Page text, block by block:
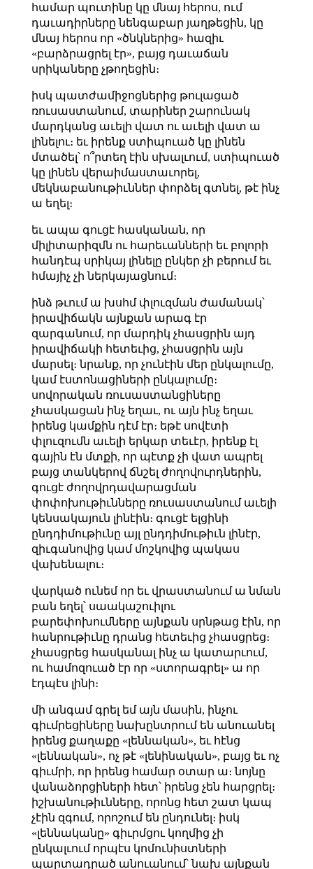
համար պուտինը կը մնայ հերոս, ում
դաւադիրները նենգաբար յաղթեցին, կը
մնայ հերոս որ «ծնկներից» հազիւ
«բարձրացրել էր», բայց դաւաճան
սրիկաները չթողեցին։
իսկ պատժամիջոցներից թուլացած
ռուսաստանում, տարիներ շարունակ
մարդկանց աւելի վատ ու աւելի վատ ա
լինելու։ եւ իրենք ստիպուած կը լինեն
մտածել՝ ո՞րտեղ էին սխալւում, ստիպուած
կը լինեն վերաիմաստաւորել,
մեկնաբանութիւններ փորձել գտնել, թէ ինչ
ա եղել։
եւ ապա գուցէ հասկանան, որ
միլիտարիզմն ու հարեւանների եւ բոլորի
հանդէպ սրիկայ լինելը ընկեր չի բերում եւ
հմայիչ չի ներկայացնում։
ինձ թւում ա խսհմ փլուզման ժամանակ՝
իրավիճակն այնքան արագ էր
զարգանում, որ մարդիկ չհասցրին այդ
իրավիճակի հետեւից, չհասցրին այն
մարսել։ նրանք, որ չունէին մեր ընկալումը,
կամ էստոնացիների ընկալումը։
սովորական ռուսաստանցիները
չհասկացան ինչ եղաւ, ու այն ինչ եղաւ
իրենց կամքին դէմ էր։ եթէ սովէտի
փլուզումն աւելի երկար տեւէր, իրենք էլ
գային էն մտքի, որ պէտք չի վատ ապրել
բայց տանկերով ճնշել ժողովուրդներին,
գուցէ ժողովրդավարացման
փոփոխութիւնները ռուսաստանում աւելի
կենսակայուն լինէին։ գուցէ ելցինի
ընդդիմութիւնը այլ ընդդիմութիւն լինէր,
զիւգանովից կամ մոշկովից պակաս
վախենալու։
վարկած ունեմ որ եւ վրաստանում ա նման
բան եղել՝ սաակաշուիլու
բարեփոխումները այնքան սրնթաց էին, որ
հանրութիւնը դրանց հետեւից չհասցրեց։
չհասցրեց հասկանալ ինչ ա կատարւում,
ու համոզուած էր որ «ստորագրել» ա որ
էդպէս լինի։
մի անգամ գրել եմ այն մասին, ինչու
գիւմրեցիները նախընտրում են անուանել
իրենց քաղաքը «լեննական», եւ հէնց
«լեննական», ոչ թէ «լենինական», բայց եւ ոչ
գիւմրի, որ իրենց համար օտար ա։ նոյնը
վանաձորցիների հետ՝ իրենց չեն հարցրել։
իշխանութիւնները, որոնց հետ շատ կապ
չէին զգում, որոշում են ընդունել։ իսկ
«լեննականը» գիւրմցու կողմից չի
ընկալւում որպէս կոմունիստների
պարտադրած անուանում՝ նախ այնքան